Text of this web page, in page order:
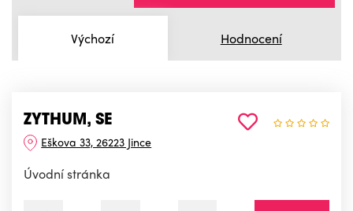
Výchozí Hodnocení
ZYTHUM, SE
Eškova 33, 26223 Jince
Úvodní stránka